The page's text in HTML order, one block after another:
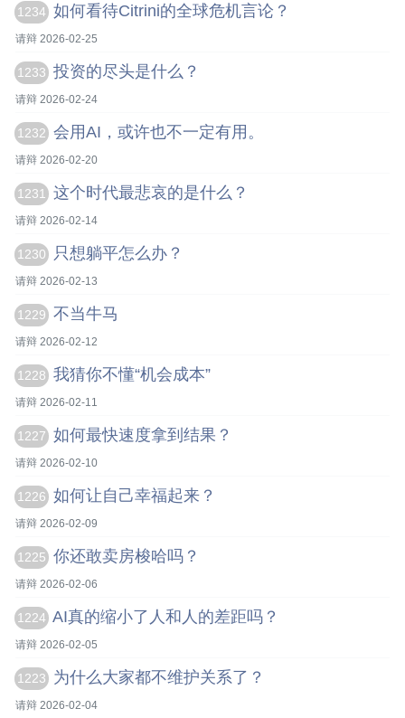
1234 如何看待Citrini的全球危机言论？
请辩 2026-02-25
1233 投资的尽头是什么？
请辩 2026-02-24
1232 会用AI，或许也不一定有用。
请辩 2026-02-20
1231 这个时代最悲哀的是什么？
请辩 2026-02-14
1230 只想躺平怎么办？
请辩 2026-02-13
1229 不当牛马
请辩 2026-02-12
1228 我猜你不懂“机会成本”
请辩 2026-02-11
1227 如何最快速度拿到结果？
请辩 2026-02-10
1226 如何让自己幸福起来？
请辩 2026-02-09
1225 你还敢卖房梭哈吗？
请辩 2026-02-06
1224 AI真的缩小了人和人的差距吗？
请辩 2026-02-05
1223 为什么大家都不维护关系了？
请辩 2026-02-04